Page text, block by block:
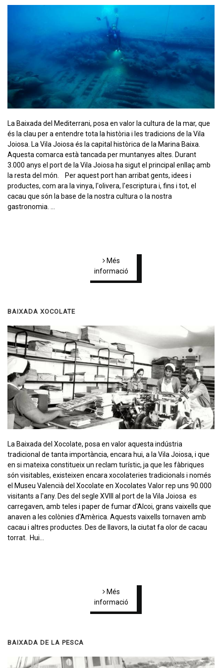
La Baixada del Mediterrani, posa en valor la cultura de la mar, que
és la clau per a entendre tota la història i les tradicions de la Vila
Joiosa. La Vila Joiosa és la capital històrica de la Marina Baixa.
Aquesta comarca està tancada per muntanyes altes. Durant
3.000 anys el port de la Vila Joiosa ha sigut el principal enllaç amb
la resta del món. Per aquest port han arribat gents, idees i
productes, com ara la vinya, l'olivera, l'escriptura i, fins i tot, el
cacau que són la base de la nostra cultura o la nostra
gastronomia. …
Més
informació
BAIXADA XOCOLATE
La Baixada del Xocolate, posa en valor aquesta indústria
tradicional de tanta importància, encara hui, a la Vila Joiosa, i que
en si mateixa constitueix un reclam turístic, ja que les fàbriques
són visitables, existeixen encara xocolateries tradicionals i només
el Museu Valencià del Xocolate en Xocolates Valor rep uns 90.000
visitants a l'any. Des del segle XVIII al port de la Vila Joiosa es
carregaven, amb teles i paper de fumar d'Alcoi, grans vaixells que
anaven a les colònies d'Amèrica. Aquests vaixells tornaven amb
cacau i altres productes. Des de llavors, la ciutat fa olor de cacau
torrat. Hui…
Més
informació
BAIXADA DE LA PESCA